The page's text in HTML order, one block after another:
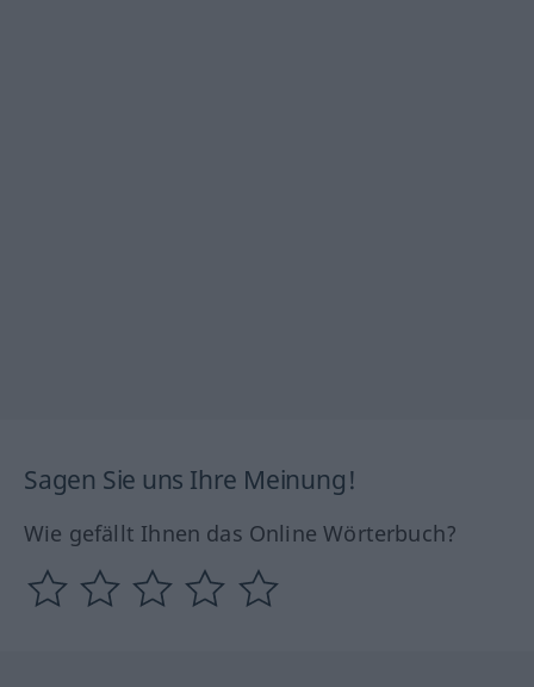
Sagen Sie uns Ihre Meinung!
Wie gefällt Ihnen das Online Wörterbuch?